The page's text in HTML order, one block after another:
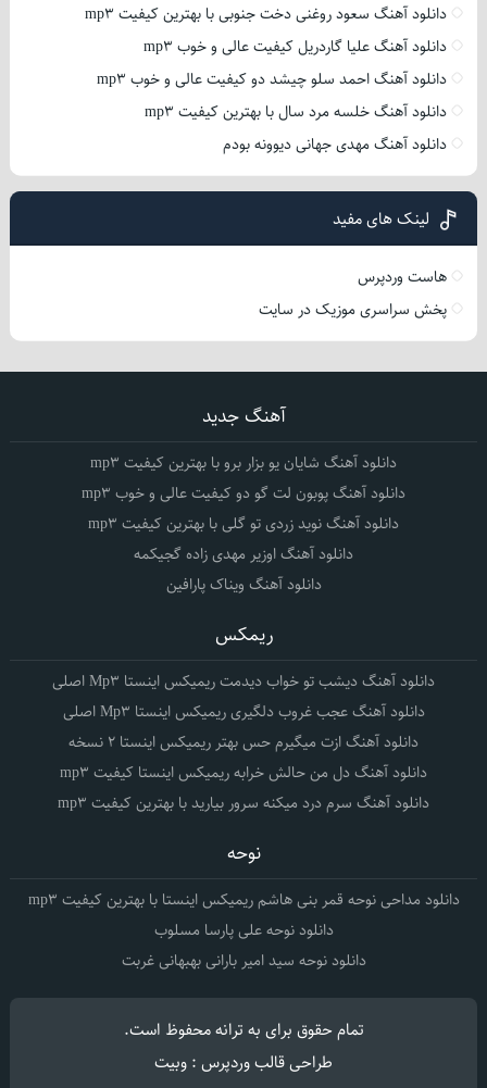
دانلود آهنگ سعود روغنی دخت جنوبی با بهترین کیفیت mp3
دانلود آهنگ علیا گاردریل کیفیت عالی و خوب mp3
دانلود آهنگ احمد سلو چیشد دو کیفیت عالی و خوب mp3
دانلود آهنگ خلسه مرد سال با بهترین کیفیت mp3
دانلود آهنگ مهدی جهانی دیوونه بودم
لینک های مفید
هاست وردپرس
پخش سراسری موزیک در سایت
آهنگ جدید
دانلود آهنگ شایان یو بزار برو با بهترین کیفیت mp3
دانلود آهنگ پوبون لت گو دو کیفیت عالی و خوب mp3
دانلود آهنگ نوید زردی تو گلی با بهترین کیفیت mp3
دانلود آهنگ اوزیر مهدی زاده گجیکمه
دانلود آهنگ ویناک پارافین
ریمکس
دانلود آهنگ دیشب تو خواب دیدمت ریمیکس اینستا Mp3 اصلی
دانلود آهنگ عجب غروب دلگیری ریمیکس اینستا Mp3 اصلی
دانلود آهنگ ازت میگیرم حس بهتر ریمیکس اینستا 2 نسخه
دانلود آهنگ دل من حالش خرابه ریمیکس اینستا کیفیت mp3
دانلود آهنگ سرم درد میکنه سرور بیارید با بهترین کیفیت mp3
نوحه
دانلود مداحی نوحه قمر بنی هاشم ریمیکس اینستا با بهترین کیفیت mp3
دانلود نوحه علی پارسا مسلوب
دانلود نوحه سید امیر بارانی بهبهانی غربت
تمام حقوق برای به ترانهمحفوظ است.
طراحی قالب وردپرس : وبیت